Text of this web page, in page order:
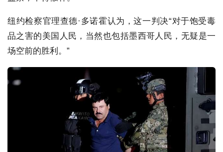
纽约检察官理查德·多诺霍认为，这一判决“对于饱受毒
品之害的美国人民，当然也包括墨西哥人民，无疑是一
场空前的胜利。”